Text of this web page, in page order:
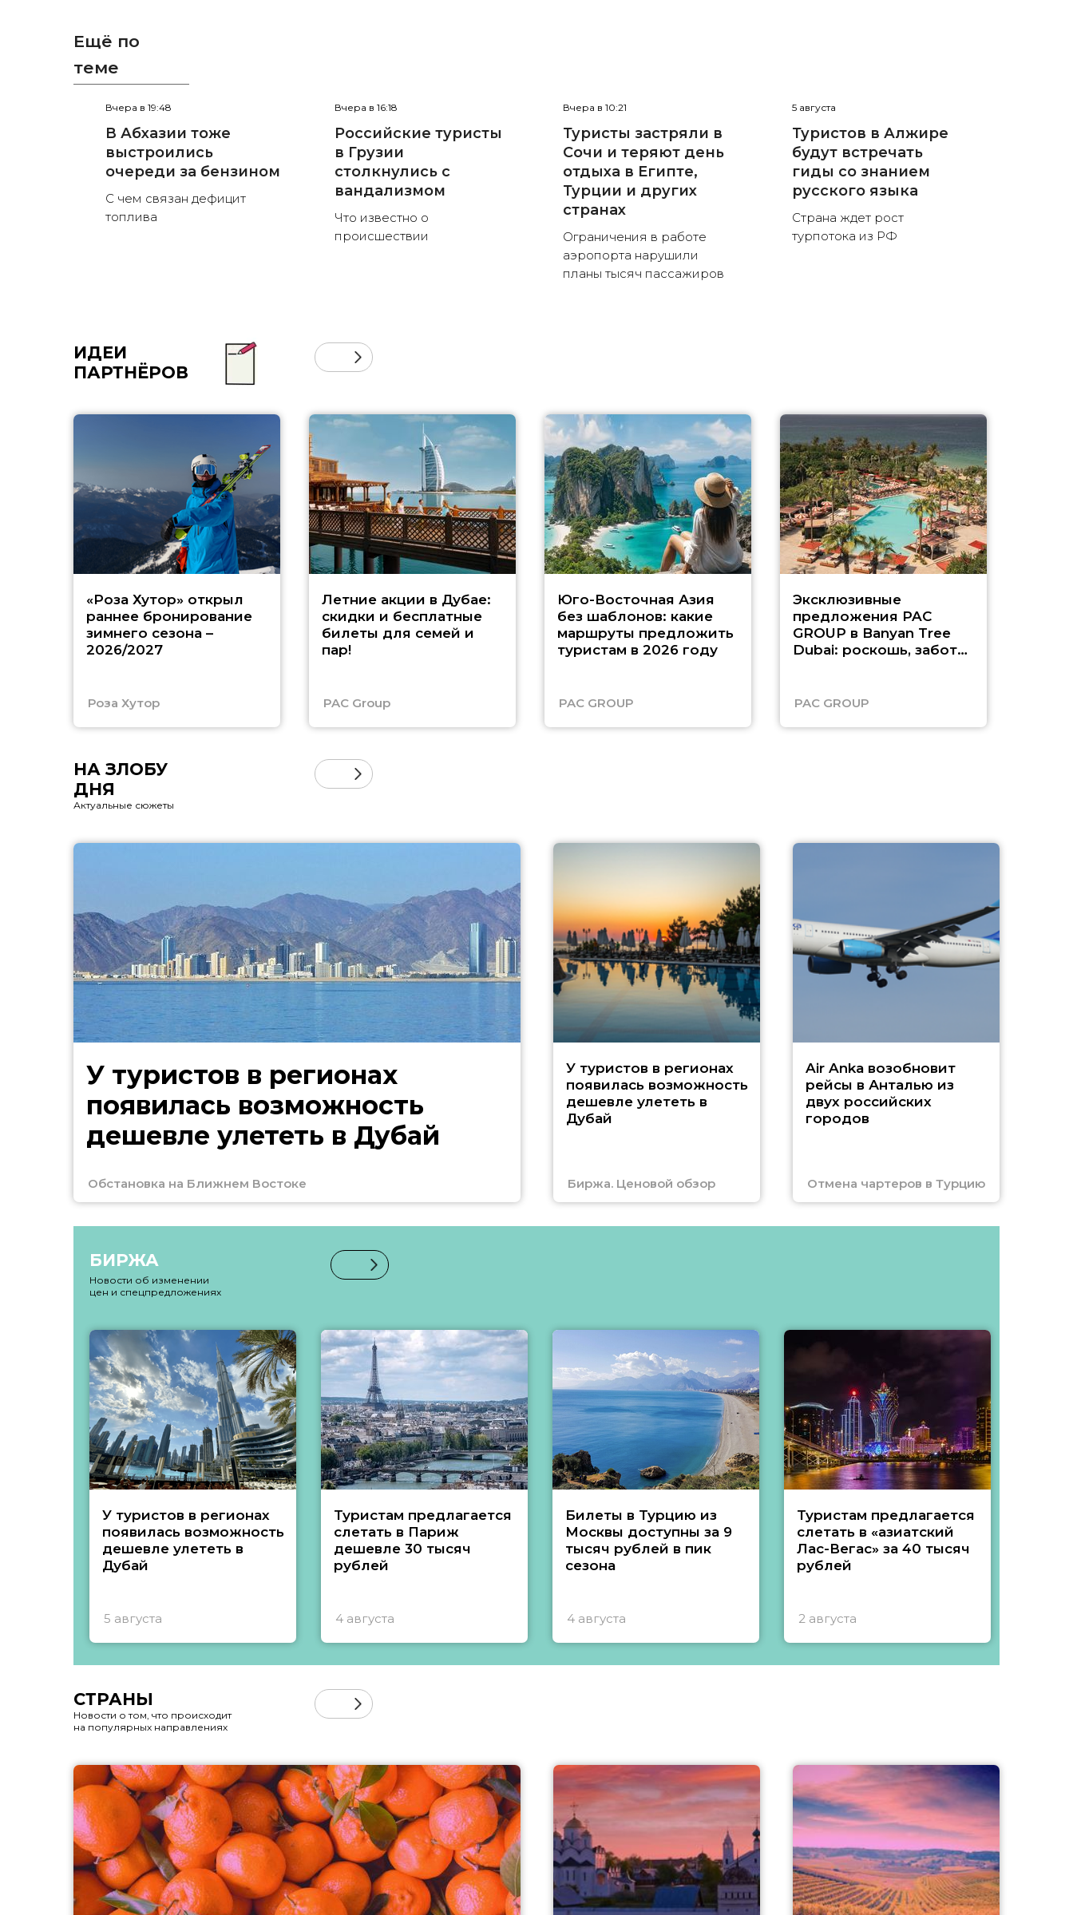
Ещё по
теме
Вчера в 19:48
В Абхазии тоже
выстроились
очереди за бензином
С чем связан дефицит
топлива
Вчера в 16:18
Российские туристы
в Грузии
столкнулись с
вандализмом
Что известно о
происшествии
Вчера в 10:21
Туристы застряли в
Сочи и теряют день
отдыха в Египте,
Турции и других
странах
Ограничения в работе
аэропорта нарушили
планы тысяч пассажиров
5 августа
Туристов в Алжире
будут встречать
гиды со знанием
русского языка
Страна ждет рост
турпотока из РФ
ИДЕИ
ПАРТНЁРОВ
«Роза Хутор» открыл
раннее бронирование
зимнего сезона –
2026/2027
Роза Хутор
Летние акции в Дубае:
скидки и бесплатные
билеты для семей и
пар!
PAC Group
Юго-Восточная Азия
без шаблонов: какие
маршруты предложить
туристам в 2026 году
PAC GROUP
Эксклюзивные
предложения PAC
GROUP в Banyan Tree
Dubai: роскошь, забота
PAC GROUP
НА ЗЛОБУ
ДНЯ
Актуальные сюжеты
У туристов в регионах
появилась возможность
дешевле улететь в Дубай
Обстановка на Ближнем Востоке
У туристов в регионах
появилась возможность
дешевле улететь в
Дубай
Биржа. Ценовой обзор
Air Anka возобновит
рейсы в Анталью из
двух российских
городов
Отмена чартеров в Турцию
БИРЖА
Новости об изменении
цен и спецпредложениях
У туристов в регионах
появилась возможность
дешевле улететь в
Дубай
5 августа
Туристам предлагается
слетать в Париж
дешевле 30 тысяч
рублей
4 августа
Билеты в Турцию из
Москвы доступны за 9
тысяч рублей в пик
сезона
4 августа
Туристам предлагается
слетать в «азиатский
Лас-Вегас» за 40 тысяч
рублей
2 августа
СТРАНЫ
Новости о том, что происходит
на популярных направлениях